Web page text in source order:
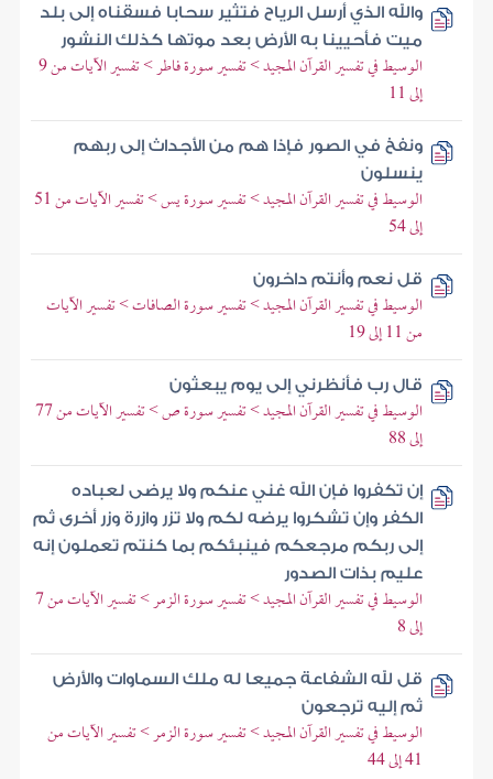
والله الذي أرسل الرياح فتثير سحابا فسقناه إلى بلد
ميت فأحيينا به الأرض بعد موتها كذلك النشور
الوسيط في تفسير القرآن المجيد > تفسير سورة فاطر > تفسير الآيات من 9
إلى 11
ونفخ في الصور فإذا هم من الأجداث إلى ربهم
ينسلون
الوسيط في تفسير القرآن المجيد > تفسير سورة يس > تفسير الآيات من 51
إلى 54
قل نعم وأنتم داخرون
الوسيط في تفسير القرآن المجيد > تفسير سورة الصافات > تفسير الآيات
من 11 إلى 19
قال رب فأنظرني إلى يوم يبعثون
الوسيط في تفسير القرآن المجيد > تفسير سورة ص > تفسير الآيات من 77
إلى 88
إن تكفروا فإن الله غني عنكم ولا يرضى لعباده
الكفر وإن تشكروا يرضه لكم ولا تزر وازرة وزر أخرى ثم
إلى ربكم مرجعكم فينبئكم بما كنتم تعملون إنه
عليم بذات الصدور
الوسيط في تفسير القرآن المجيد > تفسير سورة الزمر > تفسير الآيات من 7
إلى 8
قل لله الشفاعة جميعا له ملك السماوات والأرض
ثم إليه ترجعون
الوسيط في تفسير القرآن المجيد > تفسير سورة الزمر > تفسير الآيات من
41 إلى 44